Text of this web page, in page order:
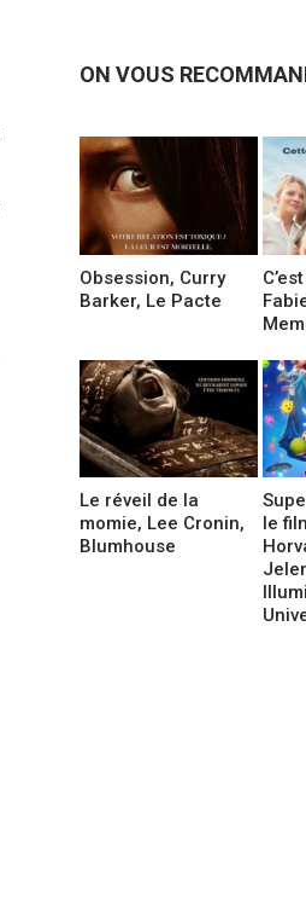
ON VOUS
Obsession, Curry
Barker, Le Pacte
Le réveil de la
momie, Lee Cronin,
Blumhouse
le